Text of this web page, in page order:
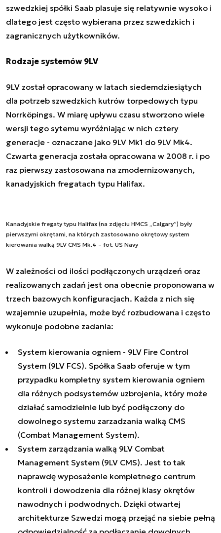
szwedzkiej spółki Saab plasuje się relatywnie wysoko i
dlatego jest często wybierana przez szwedzkich i
zagranicznych użytkowników.
Rodzaje systemów 9LV
9LV został opracowany w latach siedemdziesiątych
dla potrzeb szwedzkich kutrów torpedowych typu
Norrköpings. W miarę upływu czasu stworzono wiele
wersji tego sytemu wyróżniając w nich cztery
generacje - oznaczane jako 9LV Mk1 do 9LV Mk4.
Czwarta generacja została opracowana w 2008 r. i po
raz pierwszy zastosowana na zmodernizowanych,
kanadyjskich fregatach typu Halifax.
Kanadyjskie fregaty typu Halifax (na zdjęciu HMCS „Calgary”) były
pierwszymi okrętami, na których zastosowano okrętowy system
kierowania walką 9LV CMS Mk.4 – fot. US Navy
W zależności od ilości podłączonych urządzeń oraz
realizowanych zadań jest ona obecnie proponowana w
trzech bazowych konfiguracjach. Każda z nich się
wzajemnie uzupełnia, może być rozbudowana i często
wykonuje podobne zadania:
System kierowania ogniem - 9LV Fire Control
System (9LV FCS). Spółka Saab oferuje w tym
przypadku kompletny system kierowania ogniem
dla różnych podsystemów uzbrojenia, który może
działać samodzielnie lub być podłączony do
dowolnego systemu zarzadzania walką CMS
(Combat Management System).
System zarządzania walką 9LV Combat
Management System (9LV CMS). Jest to tak
naprawdę wyposażenie kompletnego centrum
kontroli i dowodzenia dla różnej klasy okrętów
nawodnych i podwodnych. Dzięki otwartej
architekturze Szwedzi mogą przejąć na siebie pełną